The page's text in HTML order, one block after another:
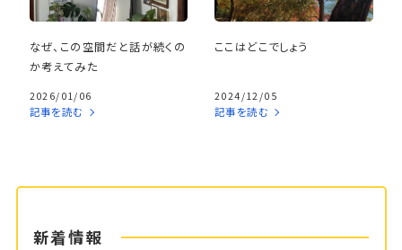
なぜ、この空間だと話が続くの
か考えてみた
2026/01/06
記事を読む
ここはどこでしょう
2024/12/05
記事を読む
新着情報